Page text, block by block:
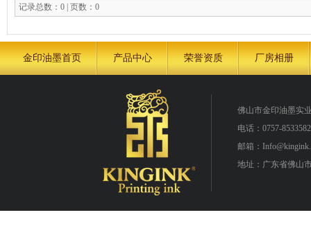
记录总数：0 | 页数：0
金印油墨首页 产品中心 荣誉资质 厂房相册
佛山市金印油墨实
电话：0757-
邮箱：
地址：广东省佛山